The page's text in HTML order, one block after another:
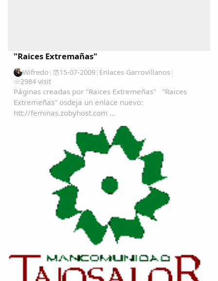
"Raices Extremañas"
Wifredo | 15-07-2009| Enlaces Garrovillanos |
2984 visit
Páginas creadas por "Raices Extremeñas" "Raices
Extremeñas" osdeja un enlace nuevo:
htt://feminas.zobyhost.com ...